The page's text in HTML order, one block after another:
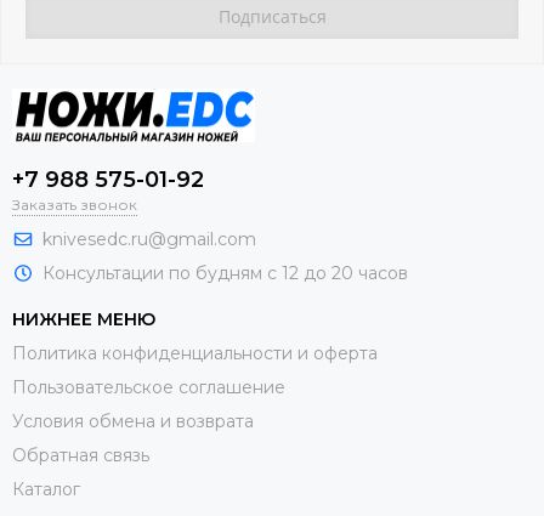
+7 988 575-01-92
Заказать звонок
knivesedc.ru@gmail.com
Консультации по будням с 12 до 20 часов
НИЖНЕЕ МЕНЮ
Политика конфиденциальности и оферта
Пользовательское соглашение
Условия обмена и возврата
Обратная связь
Каталог